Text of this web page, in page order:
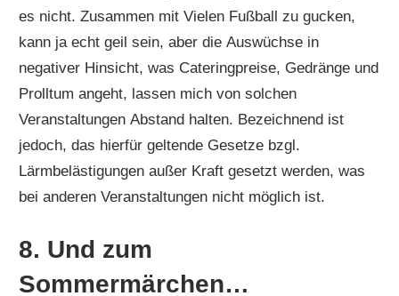
es nicht. Zusammen mit Vielen Fußball zu gucken,
kann ja echt geil sein, aber die Auswüchse in
negativer Hinsicht, was Cateringpreise, Gedränge und
Prolltum angeht, lassen mich von solchen
Veranstaltungen Abstand halten. Bezeichnend ist
jedoch, das hierfür geltende Gesetze bzgl.
Lärmbelästigungen außer Kraft gesetzt werden, was
bei anderen Veranstaltungen nicht möglich ist.
8. Und zum
Sommermärchen…